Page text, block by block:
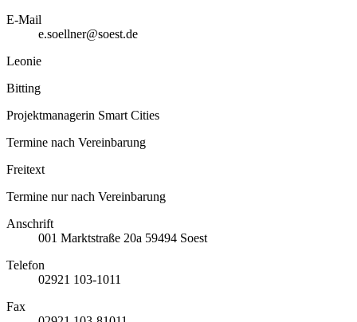
E-Mail
e.soellner@soest.de
Leonie
Bitting
Projektmanagerin Smart Cities
Termine nach Vereinbarung
Freitext
Termine nur nach Vereinbarung
Anschrift
001 Marktstraße 20a 59494 Soest
Telefon
02921 103-1011
Fax